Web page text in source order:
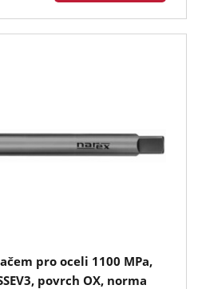
pro oceli 1100 MPa,
povrch OX, norma